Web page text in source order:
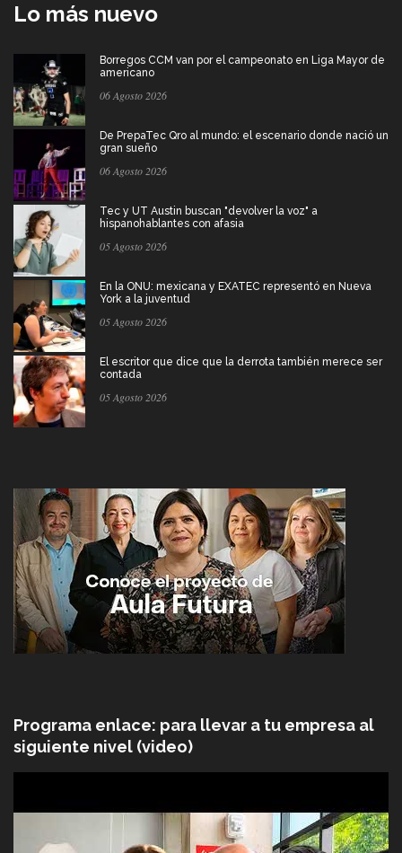
Lo más nuevo
Borregos CCM van por el campeonato en Liga Mayor de
americano
06 Agosto 2026
De PrepaTec Qro al mundo: el escenario donde nació un
gran sueño
06 Agosto 2026
Tec y UT Austin buscan "devolver la voz" a
hispanohablantes con afasia
05 Agosto 2026
En la ONU: mexicana y EXATEC representó en Nueva
York a la juventud
05 Agosto 2026
El escritor que dice que la derrota también merece ser
contada
05 Agosto 2026
Programa enlace: para llevar a tu empresa al
siguiente nivel (video)